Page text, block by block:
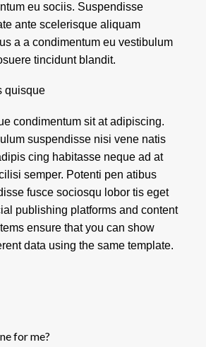
eu sociis. Suspendisse
ante scelerisque aliquam
a a condimentum eu vestibulum
tincidunt blandit.
quisque
condimentum sit at adipiscing.
suspendisse nisi vene natis
cing habitasse neque ad at
semper. Potenti pen atibus
fusce sociosqu lobor tis eget
publishing platforms and content
ensure that you can show
data using the same template.
for me?